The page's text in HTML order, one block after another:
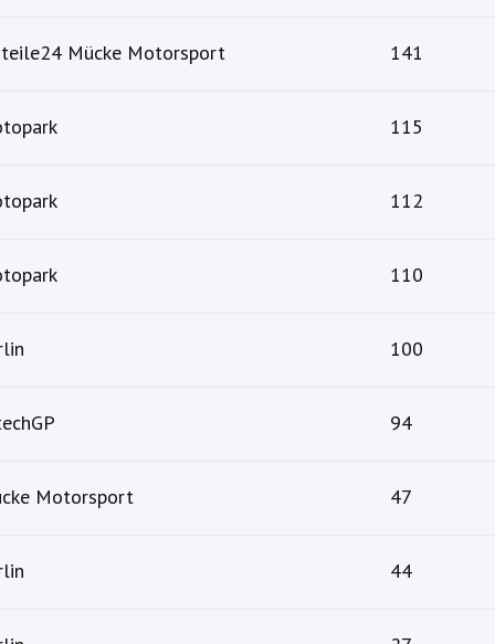
Mücke Motorsport 141
115
112
110
100
94
Motorsport 47
44